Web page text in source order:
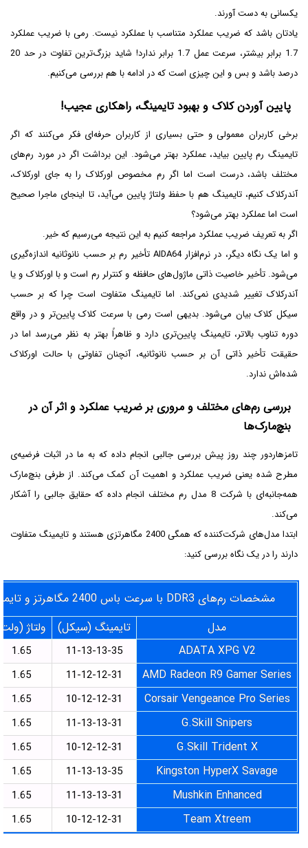
یکسانی به دست آورند.
یادتان باشد که ضریب عملکرد متناسب با عملکرد نیست. رمی با ضریب عملکرد
1.7 برابر بیشتر، سرعت عمل 1.7 برابر ندارد! شاید بزرگ‌ترین تفاوت در حد 20
درصد باشد و بس و این چیزی است که در ادامه با هم بررسی می‌کنیم.
پایین آوردن کلاک و بهبود تایمینگ، راهکاری عجیب!
برخی کاربران معمولی و حتی بسیاری از کاربران حرفه‌ای فکر می‌کنند که اگر
تایمینگ رم پایین بیاید، عملکرد بهتر می‌شود. این برداشت اگر در مورد رم‌های
مختلف باشد، درست است اما اگر رم مخصوص اورکلاک را به جای اورکلاک،
آندرکلاک کنیم، تایمینگ هم با حفظ ولتاژ پایین می‌آید، تا اینجای ماجرا صحیح
است اما عملکرد بهتر می‌شود؟
اگر به تعریف ضریب عملکرد مراجعه کنیم به این نتیجه می‌رسیم که خیر.
و اما یک نگاه دیگر، در نرم‌‎افزار AIDA64 تأخیر رم بر حسب نانوثانیه اندازه‌گیری
می‌شود. تأخیر خاصیت ذاتی ماژول‌های حافظه و کنترلر رم است و با اورکلاک و یا
آندرکلاک تغییر شدیدی نمی‌کند. اما تایمینگ متفاوت است چرا که بر حسب
سیکل کلاک بیان می‌شود. بدیهی است رمی با سرعت کلاک پایین‌تر و در واقع
دوره تناوب بالاتر، تایمینگ پایین‌تری دارد و ظاهراً بهتر به نظر می‌رسد اما در
حقیقت تأخیر ذاتی آن بر حسب نانوثانیه، آنچنان تفاوتی با حالت اورکلاک
شده‌اش ندارد.
بررسی رم‌های مختلف و مروری بر ضریب عملکرد و اثر آن در
بنچ‌مارک‌ها
تامزهاردور چند روز پیش بررسی جالبی انجام داده که به ما در اثبات فرضیه‌ی
مطرح شده یعنی ضریب عملکرد و اهمیت آن کمک می‌کند. از طرفی بنچ‌مارک
همه‌جانبه‌ای با شرکت 8 مدل رم مختلف انجام داده که حقایق جالبی را آشکار
می‌کند.
ابتدا مدل‌های شرکت‌کننده که همگی 2400 مگاهرتزی هستند و تایمینگ متفاوت
دارند را در یک نگاه بررسی کنید:
مشخصات رم‌های DDR3 با سرعت باس 2400 مگاهرتز و تایمینگ متفاوت
مدل
تایمینگ (سیکل)
ولتاژ
ADATA XPG V2
11-13-13-35
1.65
AMD Radeon R9 Gamer Series
11-12-12-31
1.65
Corsair Vengeance Pro Series
10-12-12-31
1.65
G.Skill Snipers
11-13-13-31
1.65
G.Skill Trident X
10-12-12-31
1.65
Kingston HyperX Savage
11-13-13-35
1.65
Mushkin Enhanced
11-13-13-31
1.65
Team Xtreem
10-12-12-31
1.65